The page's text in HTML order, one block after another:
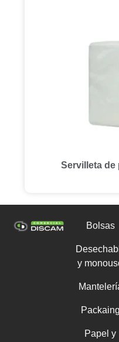
Servilleta de
Bolsas
y
Packaing
Papel y